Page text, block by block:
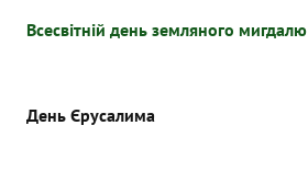
Всесвітній день земляного мигдалю
День Єрусалима